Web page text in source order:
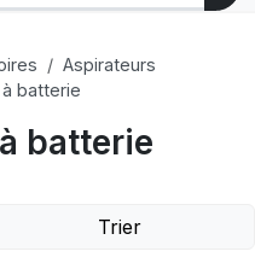
Aspirateurs
batterie
batterie
Trier